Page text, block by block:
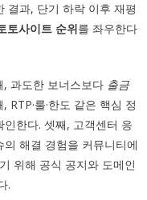
결과, 단기 하락 이후 재평
토사이트 순위를 좌우한다
과도한 보너스보다 출금
룰·한도 같은 핵심 정
한다. 셋째, 고객센터 응
해결 경험을 커뮤니티에
위해 공식 공지와 도메인
.